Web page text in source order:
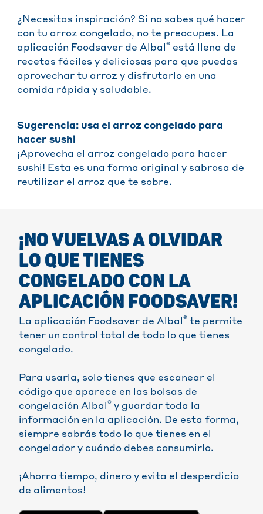
¿Necesitas inspiración? Si no sabes qué hacer
con tu arroz congelado, no te preocupes. La
aplicación Foodsaver de Albal ® está llena de
recetas fáciles y deliciosas para que puedas
aprovechar tu arroz y disfrutarlo en una
comida rápida y saludable.
Sugerencia: usa el arroz congelado para
hacer sushi
¡Aprovecha el arroz congelado para hacer
sushi! Esta es una forma original y sabrosa de
reutilizar el arroz que te sobre.
¡NO VUELVAS A OLVIDAR
LO QUE TIENES
CONGELADO CON LA
APLICACIÓN FOODSAVER!
La aplicación Foodsaver de Albal ® te permite
tener un control total de todo lo que tienes
congelado.
Para usarla, solo tienes que escanear el
código que aparece en las bolsas de
congelación Albal ® y guardar toda la
información en la aplicación. De esta forma,
siempre sabrás todo lo que tienes en el
congelador y cuándo debes consumirlo.
¡Ahorra tiempo, dinero y evita el desperdicio
de alimentos!